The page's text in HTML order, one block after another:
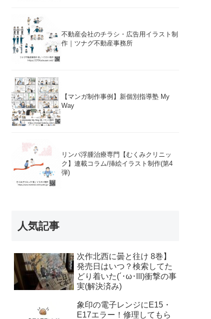
不動産会社のチラシ・広告用イラスト制
作｜ツナグ不動産事務所
【マンガ制作事例】新個別指導塾 My
Way
リンパ浮腫治療専門【むくみクリニッ
ク】連載コラム/挿絵イラスト制作(第4
弾)
人気記事
次作北西に曇と往け 8巻】
発売日はいつ？検索してた
どり着いた(´･ω･lll)衝撃の事
実(解決済み)
象印の電子レンジにE15・
E17エラー！修理してもら